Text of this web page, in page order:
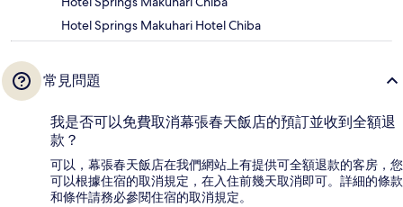
Hotel Springs Makuhari Hotel Chiba
常見問題
我是否可以免費取消幕張春天飯店的預訂並收到全額退
款？
可以，幕張春天飯店在我們網站上有提供可全額退款的客房，您
可以根據住宿的取消規定，在入住前幾天取消即可。詳細的條款
和條件請務必參閱住宿的取消規定。